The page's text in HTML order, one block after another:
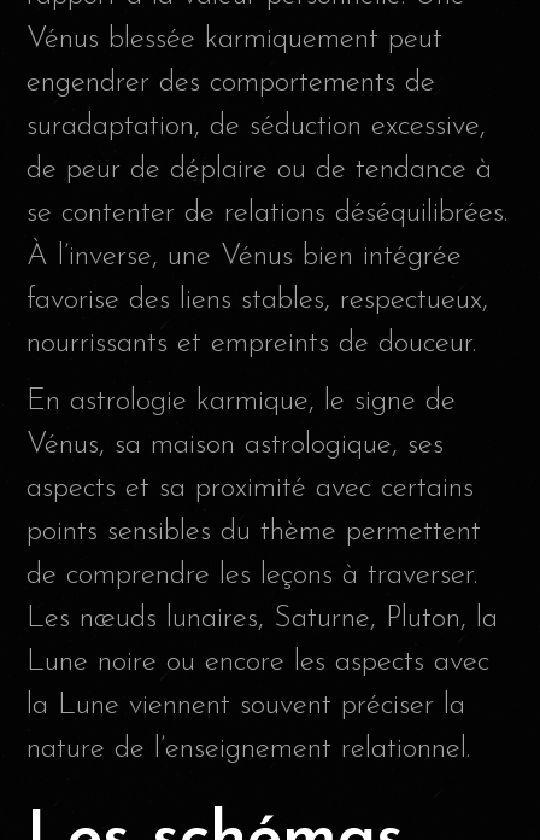
Vénus blessée karmiquement peut
engendrer des comportements de
suradaptation, de séduction excessive,
de peur de déplaire ou de tendance à
se contenter de relations déséquilibrées.
À l’inverse, une Vénus bien intégrée
favorise des liens stables, respectueux,
nourrissants et empreints de douceur.
En astrologie karmique, le signe de
Vénus, sa maison astrologique, ses
aspects et sa proximité avec certains
points sensibles du thème permettent
de comprendre les leçons à traverser.
Les nœuds lunaires, Saturne, Pluton, la
Lune noire ou encore les aspects avec
la Lune viennent souvent préciser la
nature de l’enseignement relationnel.